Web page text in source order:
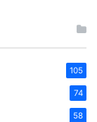
105
74
58